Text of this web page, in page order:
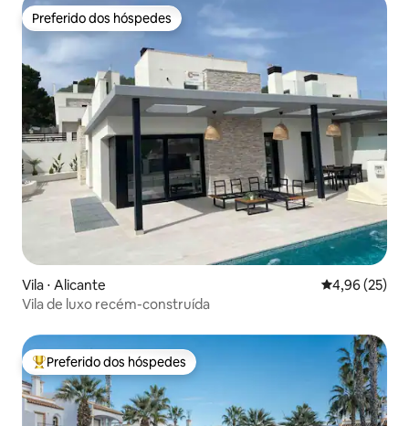
Preferido dos hóspedes
Preferido dos hóspedes
Vila ⋅ Alicante 4,96 de uma
4,96 (25)
Vila de luxo recém-construída
Entre os melhores preferidos dos hóspedes
Preferido dos hóspedes